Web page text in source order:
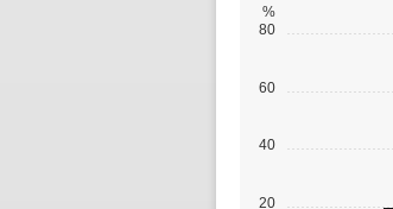
20
40
60
80
%